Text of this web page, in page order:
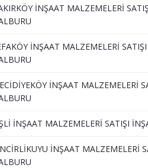
İNŞAAT MALZEMELERİ
İNŞAAT MALZEMELERİ
İNŞAAT MALZEMELERİ
İNŞAAT MALZEMELERİ SATIŞI
İNŞAAT MALZEMELERİ